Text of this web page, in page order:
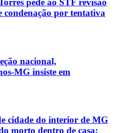
pede ao STF revisão
condenação por tentativa
nacional,
MG insiste em
cidade do interior de MG
morto dentro de casa;